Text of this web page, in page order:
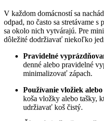
V každom domácností sa
odpad, no často sa stretávame s
sa okolo nich vytvárajú. Pre
dôležité dodržiavať niekoľko
Pravidelné
denné alebo pravidelné
minimalizovať zápach.
Používanie vložiek
koša vložky alebo tašky,
udržiavať koš čistý.